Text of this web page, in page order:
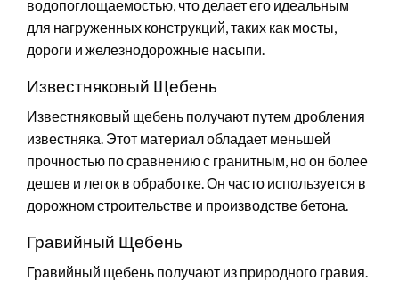
водопоглощаемостью, что делает его идеальным
для нагруженных конструкций, таких как мосты,
дороги и железнодорожные насыпи.
Известняковый Щебень
Известняковый щебень получают путем дробления
известняка. Этот материал обладает меньшей
прочностью по сравнению с гранитным, но он более
дешев и легок в обработке. Он часто используется в
дорожном строительстве и производстве бетона.
Гравийный Щебень
Гравийный щебень получают из природного гравия.